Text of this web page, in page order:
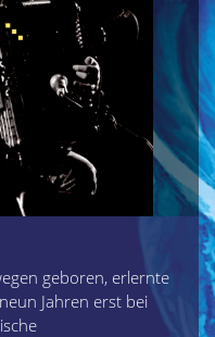
geboren, erlernte
Jahren erst bei